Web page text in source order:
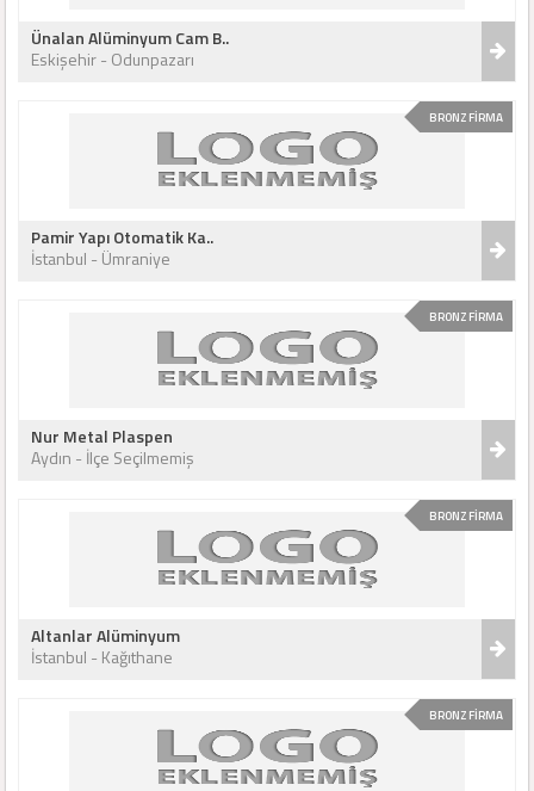
Ünalan Alüminyum Cam B..
Eskişehir - Odunpazarı
BRONZ FİRMA
Pamir Yapı Otomatik Ka..
İstanbul - Ümraniye
BRONZ FİRMA
Nur Metal Plaspen
Aydın - İlçe Seçilmemiş
BRONZ FİRMA
Altanlar Alüminyum
İstanbul - Kağıthane
BRONZ FİRMA